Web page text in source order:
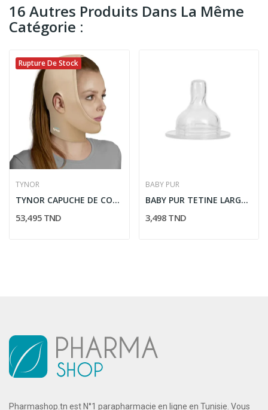
16 Autres Produits Dans La Même
Catégorie :
Rupture De Stock
TYNOR
TYNOR CAPUCHE DE COMPRESSION FACIAL OUVERTE SPE...
53,495 TND
BABY PUR
BABY PUR TETINE LARGE ANTI COLIQUE 2EME AGE 6M+
3,498 TND
Pharmashop.tn est N°1 parapharmacie en ligne en Tunisie. Vous